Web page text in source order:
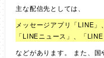
主な配信先としては、
メッセージアプリ「LINE」
「LINEニュース」、「LINE
などがあります。 また、国